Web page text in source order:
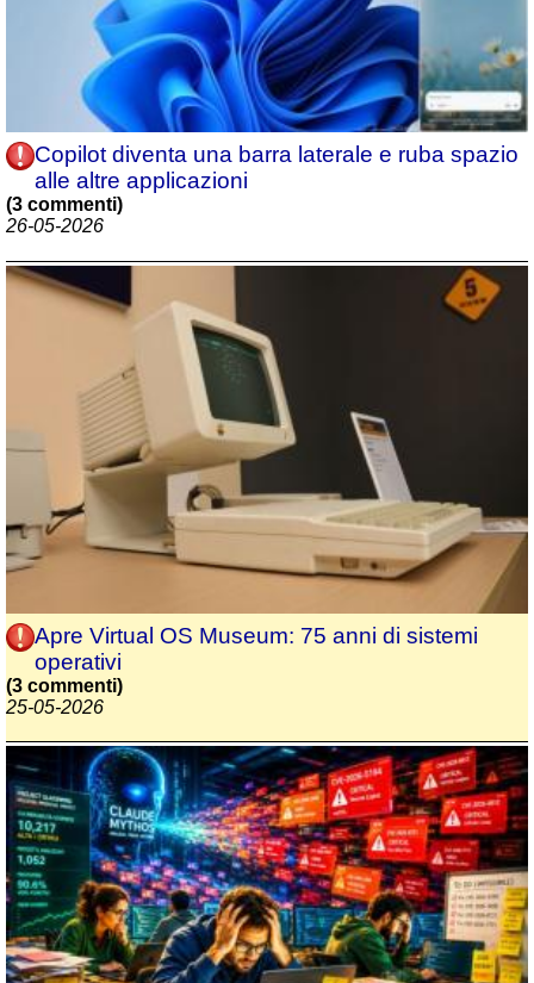
Copilot diventa una barra laterale e ruba spazio
alle altre applicazioni
(3 commenti)
26-05-2026
Apre Virtual OS Museum: 75 anni di sistemi
operativi
(3 commenti)
25-05-2026